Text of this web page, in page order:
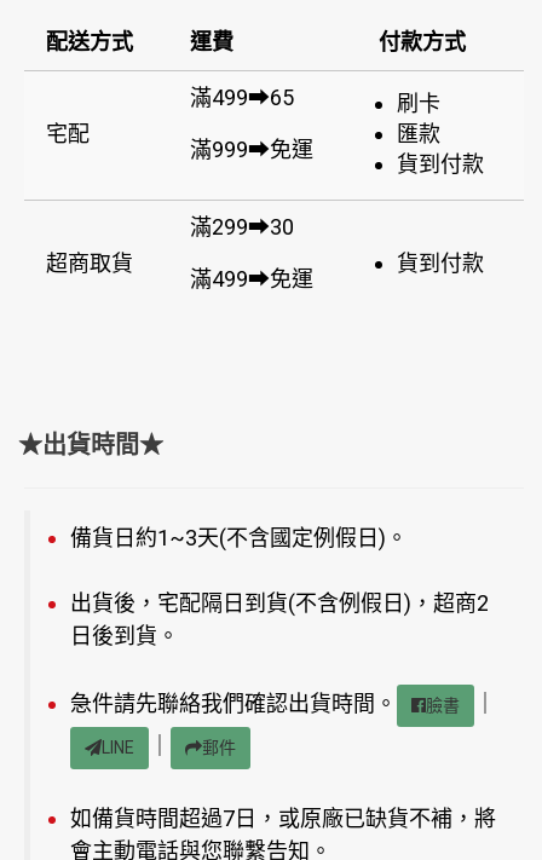
配送方式 運費 付款方式
宅配
滿499➡65
滿999➡免運
刷卡
匯款
貨到付款
超商取貨
滿299➡30
滿499➡免運
貨到付款
★出貨時間★
備貨日約1~3天(不含國定例假日)。
出貨後，宅配隔日到貨(不含例假日)，超商2
日後到貨。
急件請先聯絡我們確認出貨時間。 臉書
LINE 郵件
如備貨時間超過7日，或原廠已缺貨不補，將
會主動電話與您聯繫告知。